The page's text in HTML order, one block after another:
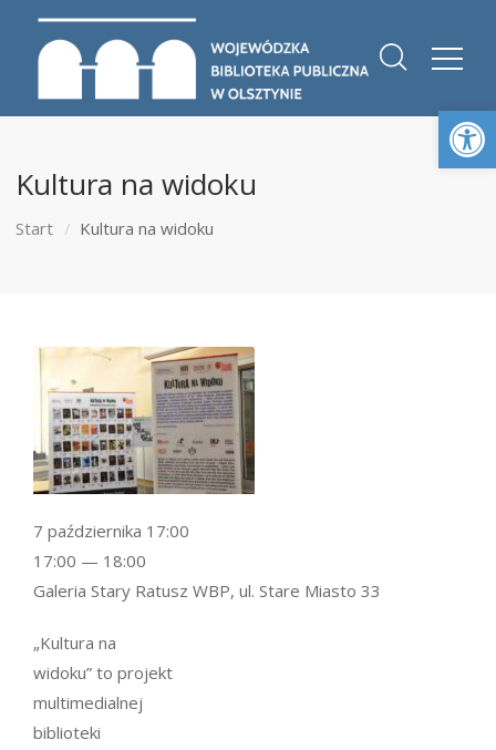
Kultura na widoku
Start Kultura na widoku
„Kultura na
widoku” to projekt
multimedialnej
biblioteki
7 października 17:00
17:00 — 18:00
Galeria Stary Ratusz WBP, ul. Stare Miasto 33